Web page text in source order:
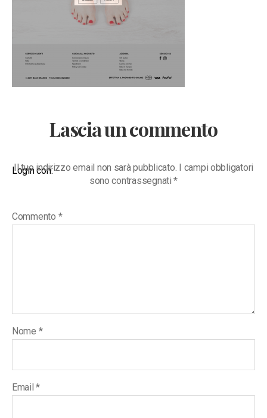
Lascia un commento
Login con:
Il tuo indirizzo email non sarà pubblicato. I campi obbligatori
sono contrassegnati*
Commento *
Nome *
Email*